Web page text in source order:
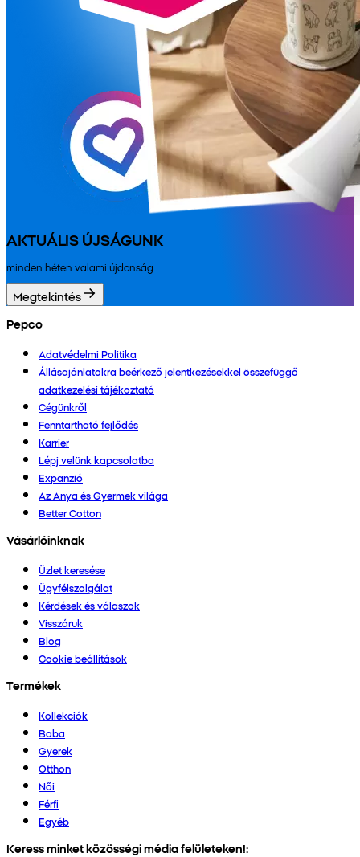
AKTUÁLIS ÚJSÁGUNK
minden héten valami újdonság
Megtekintés
Pepco
Adatvédelmi Politika
Állásajánlatokra beérkező jelentkezésekkel összefüggő
adatkezelési tájékoztató
Cégünkről
Fenntartható fejlődés
Karrier
Lépj velünk kapcsolatba
Expanzió
Az Anya és Gyermek világa
Better Cotton
Vásárlóinknak
Üzlet keresése
Ügyfélszolgálat
Kérdések és válaszok
Visszáruk
Blog
Cookie beállítások
Termékek
Kollekciók
Baba
Gyerek
Otthon
Női
Férfi
Egyéb
Keress minket közösségi média felületeken!: